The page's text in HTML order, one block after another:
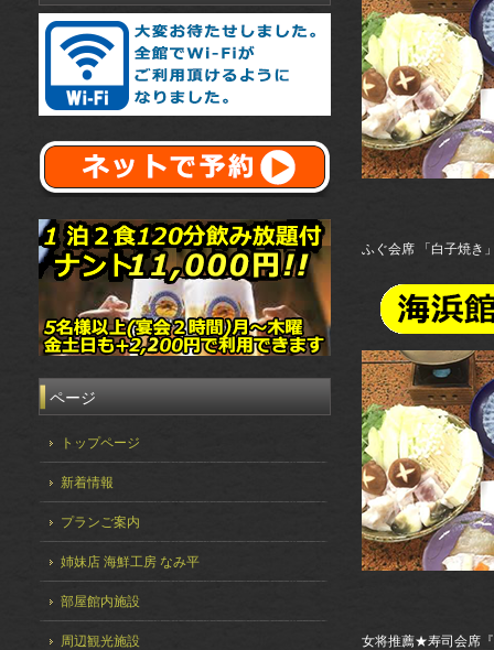
ふぐ会席 「白子焼き
女将推薦★寿司会席
ページ
トップページ
新着情報
プランご案内
姉妹店 海鮮工房 なみ平
部屋館内施設
周辺観光施設